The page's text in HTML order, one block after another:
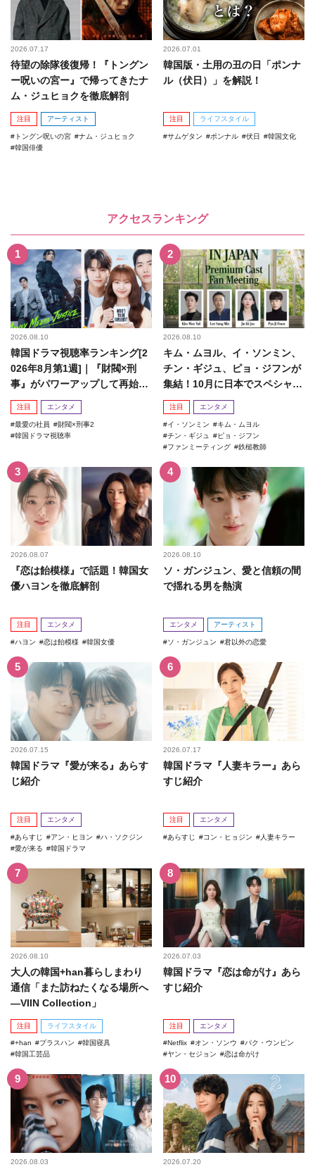
2026.07.17
待望の除隊後復帰！『トングン
ー呪いの宮ー』で帰ってきたナ
ム・ジュヒョクを徹底解剖
注目 アーティスト
トングン呪いの宮
ナム・ジュヒョク
韓国俳優
2026.07.01
韓国版・土用の丑の日「ポンナ
ル（伏日）」を解説！
注目 ライフスタイル
サムゲタン ポンナル 伏日 韓国文化
アクセスランキング
2026.08.10
韓国ドラマ視聴率ランキング[2
026年8月第1週]｜『財閥×刑
事』がパワーアップして再始
動！
注目 エンタメ
最愛の社員
財閥×刑事2
韓国ドラマ視聴率
2026.08.10
キム・ムヨル、イ・ソンミン、
チン・ギジュ、ピョ・ジフンが
集結！10月に日本でスペシャル
ファンミーティング開催決...
注目 エンタメ
イ・ソンミン
キム・ムヨル
チン・ギジュ
ピョ・ジフン
ファンミーティング
鉄槌教師
2026.08.07
『恋は飴模様』で話題！韓国女
優ハヨンを徹底解剖
注目 エンタメ
ハヨン 恋は飴模様 韓国女優
2026.08.10
ソ・ガンジュン、愛と信頼の間
で揺れる男を熱演
エンタメ アーティスト
ソ・ガンジュン 君以外の恋愛
2026.07.15
韓国ドラマ『愛が来る』あらす
じ紹介
注目 エンタメ
あらすじ アン・ヒヨン
ハ・ソクジン
愛が来る
韓国ドラマ
2026.07.17
韓国ドラマ『人妻キラー』あら
すじ紹介
注目 エンタメ
あらすじ コン・ヒョジン 人妻キラー
2026.08.10
大人の韓国+han暮らしまわり
通信「また訪ねたくなる場所へ
―VIIN Collection」
注目 ライフスタイル
+han プラスハン
韓国寝具
韓国工芸品
2026.07.03
韓国ドラマ『恋は命がけ』あら
すじ紹介
注目 エンタメ
Netflix オン・ソンウ
パク・ウンビン
ヤン・セジョン
恋は命がけ
2026.08.03 2026.07.20